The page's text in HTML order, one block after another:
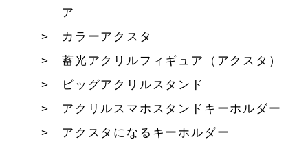
ア
カラーアクスタ
蓄光アクリルフィギュア（アクスタ）
ビッグアクリルスタンド
アクリルスマホスタンドキーホルダー
アクスタになるキーホルダー